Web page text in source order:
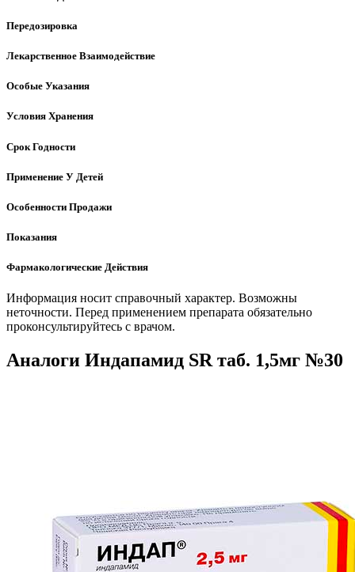
Передозировка
Лекарственное Взаимодействие
Особые Указания
Условия Хранения
Срок Годности
Применение У Детей
Особенности Продажи
Показания
Фармакологические Действия
Информация носит справочный характер. Возможны
неточности. Перед применением препарата обязательно
проконсультируйтесь с врачом.
Аналоги Индапамид SR таб. 1,5мг №30